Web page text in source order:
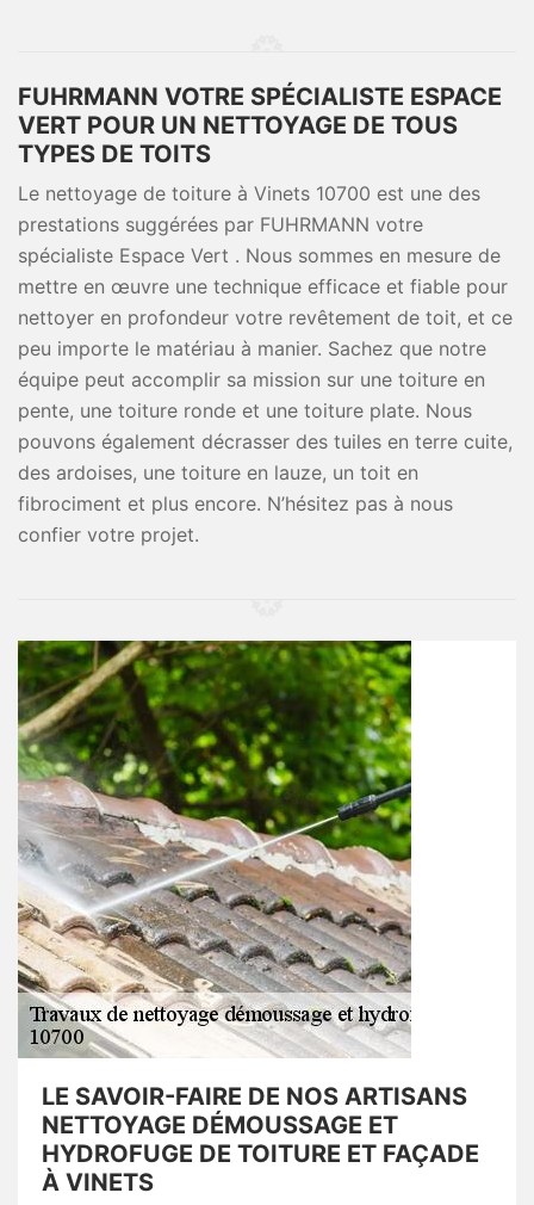
FUHRMANN VOTRE SPÉCIALISTE ESPACE
VERT POUR UN NETTOYAGE DE TOUS
TYPES DE TOITS
Le nettoyage de toiture à Vinets 10700 est une des
prestations suggérées par FUHRMANN votre
spécialiste Espace Vert . Nous sommes en mesure de
mettre en œuvre une technique efficace et fiable pour
nettoyer en profondeur votre revêtement de toit, et ce
peu importe le matériau à manier. Sachez que notre
équipe peut accomplir sa mission sur une toiture en
pente, une toiture ronde et une toiture plate. Nous
pouvons également décrasser des tuiles en terre cuite,
des ardoises, une toiture en lauze, un toit en
fibrociment et plus encore. N’hésitez pas à nous
confier votre projet.
LE SAVOIR-FAIRE DE NOS ARTISANS
NETTOYAGE DÉMOUSSAGE ET
HYDROFUGE DE TOITURE ET FAÇADE
À VINETS